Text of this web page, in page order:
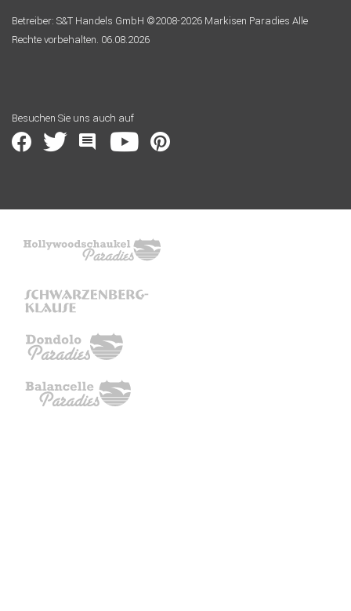
Betreiber: S&T Handels GmbH ©2008-2026 Markisen Paradies Alle
Rechte vorbehalten. 06.08.2026
Besuchen Sie uns auch auf